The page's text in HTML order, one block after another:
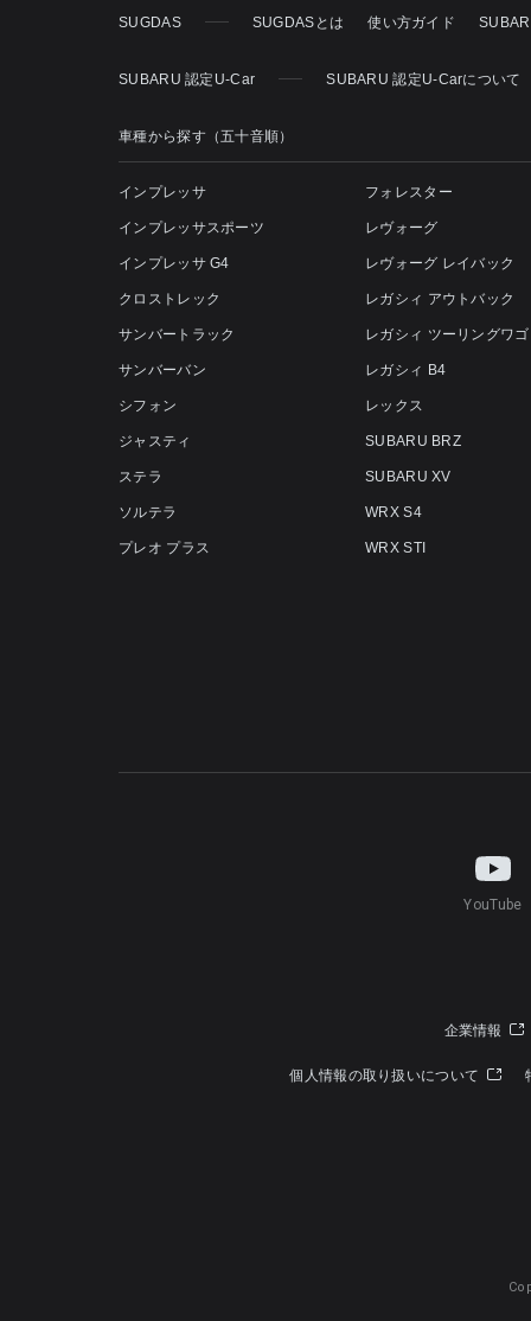
SUGDAS SUGDASとは 使い方ガイド
SUBARU 認定U-Car SUBARU 認定U-Carについて
車種から探す（五十音順）
インプレッサ
インプレッサスポーツ
インプレッサ G4
クロストレック
サンバートラック
サンバーバン
シフォン
ジャスティ
ステラ
ソルテラ
プレオ プラス
フォレスター
レヴォーグ
レヴォーグ レイバック
レガシィ アウトバック
レガシィ ツーリングワ
レガシィ B4
レックス
SUBARU BRZ
SUBARU XV
WRX S4
WRX STI
YouTube
企業情報
個人情報の取り扱いについて